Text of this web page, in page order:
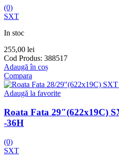
(0)
SXT
In stoc
255,00 lei
Cod Produs: 388517
Adaugă în coș
Compara
Adaugă la favorite
Roata Fata 29″(622x19C)
-36H
(0)
SXT